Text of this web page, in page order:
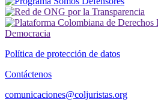
Política de protección de datos
Contáctenos
comunicaciones@coljuristas.org